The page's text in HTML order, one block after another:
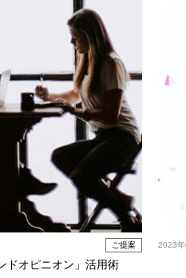
ご提案
ドオピニオン」活用術
2023